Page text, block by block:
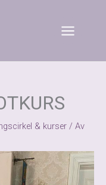
& kurser / Av